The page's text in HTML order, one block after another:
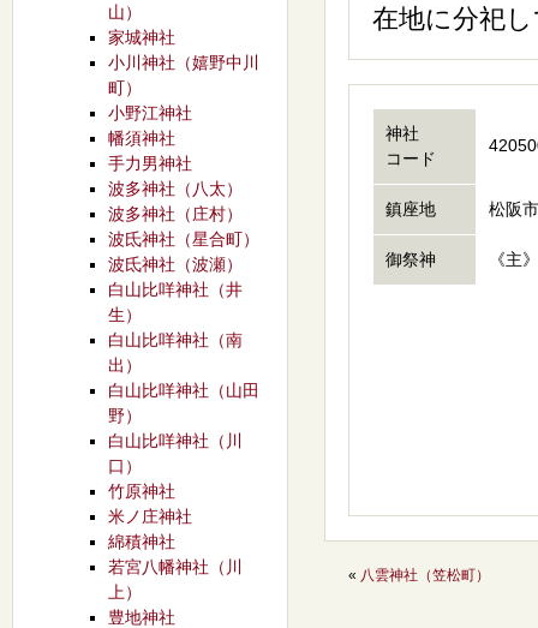
在地に分祀
神社
コード
鎮座地 松阪
御祭神 《主
« 八雲神社（笠松町）
山）
家城神社
小川神社（嬉野中川
町）
小野江神社
幡須神社
手力男神社
波多神社（八太）
波多神社（庄村）
波氐神社（星合町）
波氐神社（波瀬）
白山比咩神社（井
生）
白山比咩神社（南
出）
白山比咩神社（山田
野）
白山比咩神社（川
口）
竹原神社
米ノ庄神社
綿積神社
若宮八幡神社（川
上）
豊地神社